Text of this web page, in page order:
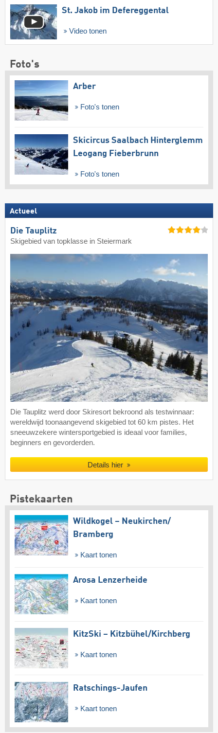
St. Jakob im Defereggental
Video tonen
Foto's
Arber
Foto's tonen
Skicircus Saalbach Hinterglemm
Leogang Fieberbrunn
Foto's tonen
Actueel
Die Tauplitz
Skigebied van topklasse in Steiermark
Die Tauplitz werd door Skiresort bekroond als testwinnaar:
wereldwijd toonaangevend skigebied tot 60 km pistes. Het
sneeuwzekere wintersportgebied is ideaal voor families,
beginners en gevorderden.
Details hier
Pistekaarten
Wildkogel – Neukirchen/​
Bramberg
Kaart tonen
Arosa Lenzerheide
Kaart tonen
KitzSki – Kitzbühel/​Kirchberg
Kaart tonen
Ratschings-Jaufen
Kaart tonen